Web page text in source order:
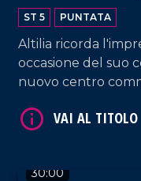
ST 5 PUNTATA
Altilia ricorda
occasione del suo
nuovo centro
30:00
VAI AL TITOLO